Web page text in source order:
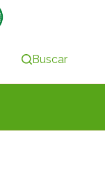
Buscar